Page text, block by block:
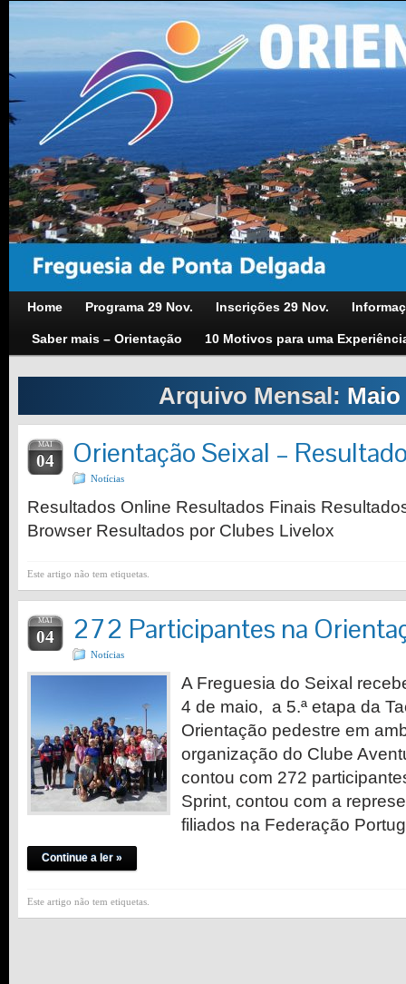
Home Programa 29 Nov. Inscrições 29 Nov.
Saber mais – Orientação 10 Motivos para uma
Arquivo Mensal: Maio
MAI
04 Orientação Seixal –
Notícias
Resultados Online Resultados Finais
Browser Resultados por Clubes Livelox
Este artigo não tem etiquetas.
MAI
04 272 Participantes na
Notícias
A Freguesia do Seixal
4 de maio, a 5.ª etapa da
Orientação pedestre em
organização do Clube
contou com 272
Sprint, contou com a
filiados na Federação
Continue a ler »
Este artigo não tem etiquetas.